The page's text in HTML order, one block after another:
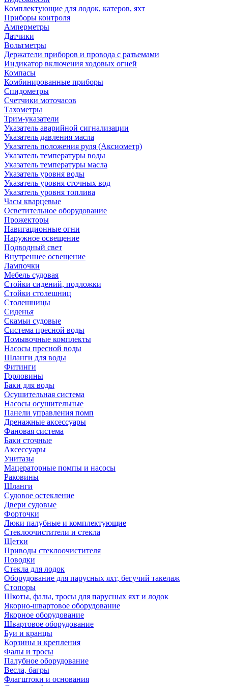
Комплектующие для лодок, катеров, яхт
Приборы контроля
Амперметры
Датчики
Вольтметры
Держатели приборов и провода с разъемами
Индикатор включения ходовых огней
Компасы
Комбинированные приборы
Спидометры
Счетчики моточасов
Тахометры
Трим-указатели
Указатель аварийной сигнализации
Указатель давления масла
Указатель положения руля (Аксиометр)
Указатель температуры воды
Указатель температуры масла
Указатель уровня воды
Указатель уровня сточных вод
Указатель уровня топлива
Часы кварцевые
Осветительное оборудование
Прожекторы
Навигационные огни
Наружное освещение
Подводный свет
Внутреннее освещение
Лампочки
Мебель судовая
Стойки сидений, подложки
Стойки столешниц
Столешницы
Сиденья
Скамьи судовые
Система пресной воды
Помывочные комплекты
Насосы пресной воды
Шланги для воды
Фитинги
Горловины
Баки для воды
Осушительная система
Насосы осушительные
Панели управления помп
Дренажные аксессуары
Фановая система
Баки сточные
Аксессуары
Унитазы
Мацераторные помпы и насосы
Раковины
Шланги
Судовое остекление
Двери судовые
Форточки
Люки палубные и комплектующие
Стеклоочистители и стекла
Щетки
Приводы стеклоочистителя
Поводки
Стекла для лодок
Оборудование для парусных яхт, бегучий такелаж
Стопоры
Шкоты, фалы, тросы для парусных яхт и лодок
Якорно-швартовое оборудование
Якорное оборудование
Швартовое оборудование
Буи и кранцы
Корзины и крепления
Фалы и тросы
Палубное оборудование
Весла, багры
Флагштоки и основания